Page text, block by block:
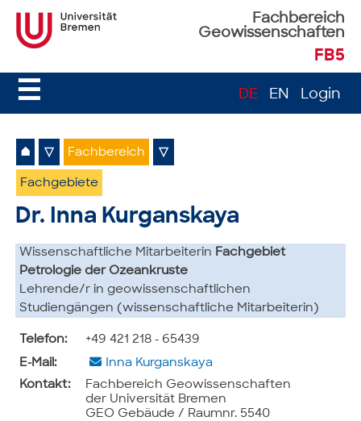
Fachbereich
Geowissenschaften
FB5
☰ DE EN Login
⌂ ▽ Fachbereich ▽
Fachgebiete
Dr. Inna Kurganskaya
Wissenschaftliche Mitarbeiterin Fachgebiet
Petrologie der Ozeankruste
Lehrende/r in geowissenschaftlichen
Studiengängen (wissenschaftliche Mitarbeiterin)
Telefon:
+49 421 218 - 65439
E-Mail:
Inna Kurganskaya
Kontakt:
Fachbereich Geowissenschaften
der Universität Bremen
GEO Gebäude / Raumnr. 5540